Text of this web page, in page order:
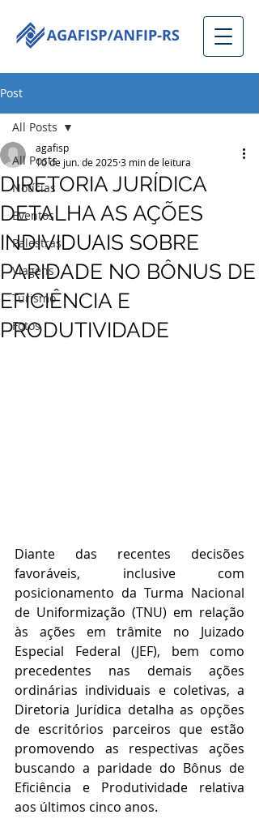
Post
All Posts
Notícias
Eventos
Palestras
Viagens
Turismo
Fotos
All Posts
DIRETORIA JURÍDICA
DETALHA AS AÇÕES
INDIVIDUAIS SOBRE
PARIDADE NO BÔNUS DE
EFICIÊNCIA E
PRODUTIVIDADE
agafisp
10 de jun. de 20253 min de leitura
Diante das recentes decisões
favoráveis, inclusive com
posicionamento da Turma Nacional
de Uniformização (TNU) em relação
às ações em trâmite no Juizado
Especial Federal (JEF), bem como
precedentes nas demais ações
ordinárias individuais e coletivas, a
Diretoria Jurídica detalha as opções
de escritórios parceiros que estão
promovendo as respectivas ações
buscando a paridade do Bônus de
Eficiência e Produtividade relativa
aos últimos cinco anos.